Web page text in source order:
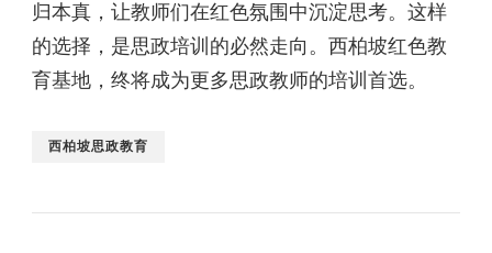
归本真，让教师们在红色氛围中沉淀思考。这样
的选择，是思政培训的必然走向。西柏坡红色教
育基地，终将成为更多思政教师的培训首选。
西柏坡思政教育